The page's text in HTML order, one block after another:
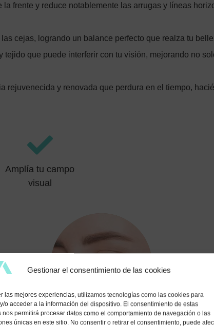
Gestionar el consentimiento de las cookies
las mejores experiencias, utilizamos tecnologías como las cookies para
o acceder a la información del dispositivo. El consentimiento de estas
nos permitirá procesar datos como el comportamiento de navegación o las
únicas en este sitio. No consentir o retirar el consentimiento, puede
la frente y reduce notablemente las arrugas y líneas
las cejas, logrando un balance perfecto que realza tu
tejido que puede interferir con tu visión, mejorando no
rejuvenecida y renovada que perdura en el tiempo,
Amplía tu campo
visual